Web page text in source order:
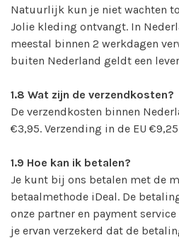
Natuurlijk kun je niet wachten
Jolie kleding ontvangt. In
meestal binnen 2 werkdagen
buiten Nederland geldt een
1.8 Wat zijn de verzendkosten?
De verzendkosten binnen
€3,95. Verzending in de EU
1.9 Hoe kan ik betalen?
Je kunt bij ons betalen met de
betaalmethode iDeal. De
onze partner en payment
je ervan verzekerd dat de